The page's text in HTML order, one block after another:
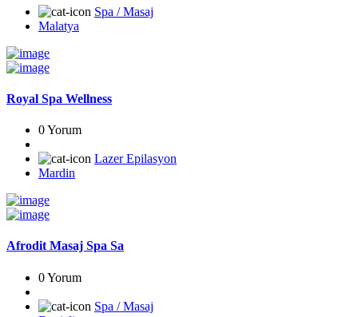
Spa / Masaj
Malatya
Royal Spa Wellness
0 Yorum
Lazer Epilasyon
Mardin
Afrodit Masaj Spa Sa
0 Yorum
Spa / Masaj